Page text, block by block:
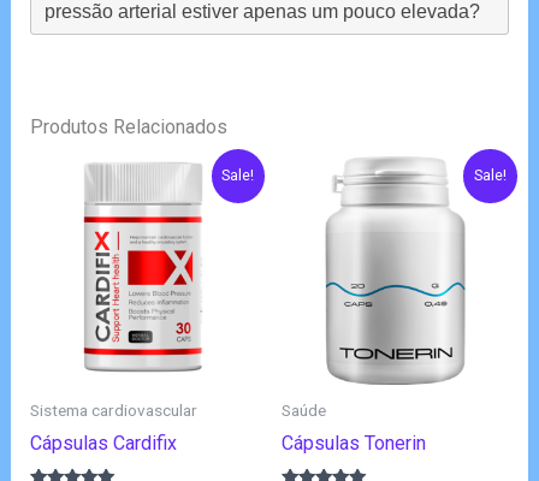
pressão arterial estiver apenas um pouco elevada?
Produtos Relacionados
Sale!
Sistema cardiovascular
Cápsulas Cardifix
Sale!
Saúde
Cápsulas Tonerin